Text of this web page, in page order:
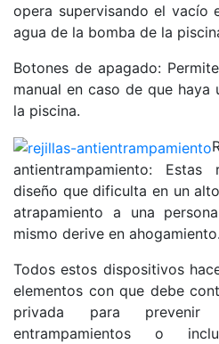
opera supervisando el vacío
agua de la bomba de la
Botones de apagado:
manual en caso de que
la piscina.
antientrampamiento:
diseño que dificulta en un
atrapamiento a una
mismo derive en ahogamiento.
Todos estos dispositivos
elementos con que debe
privada para prevenir
entrampamientos o